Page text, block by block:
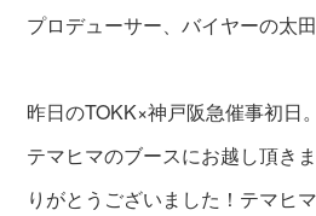
プロデューサー、バイヤーの太
昨日のTOKK×神戸阪急催事初日。
テマヒマのブースにお越し頂き
りがとうございました！テマヒ